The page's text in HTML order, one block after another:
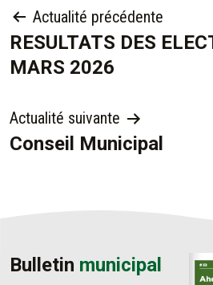
NAVIGATION
DE
L’ARTICLE
Actualité précédente
RESULTATS DES
MARS 2026
Actualité suivante
Conseil Municipal
Bulletin municipal